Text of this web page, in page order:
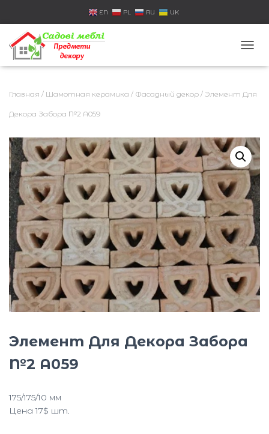
EN PL RU UK
Е
К
И
Ь
Н
А
В
И
Г
А
Ц
Ю
Главная / Шамотная керамика / Фасадный декор / Элемент Для
Декора Забора №2 А059
Элемент Для Декора Забора
№2 А059
175/175/10 мм
Цена 17$ шт.